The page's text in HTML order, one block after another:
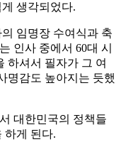
생각되었다.
임명장 수여식과 축
인사 중에서 60대 시
하셔서 필자가 그 여
명감도 높아지는 듯했
대한민국의 정책들
하게 된다.